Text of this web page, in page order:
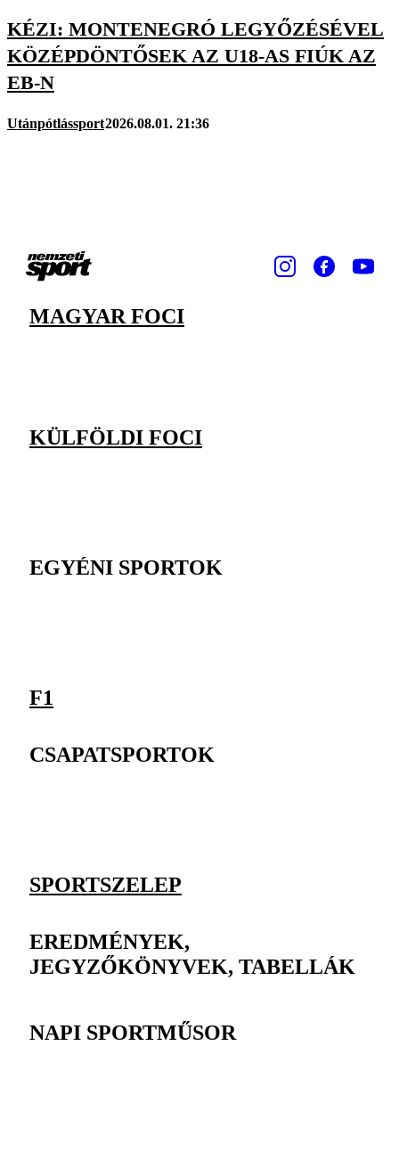
KÉZI: MONTENEGRÓ LEGYŐZÉSÉVEL
KÖZÉPDÖNTŐSEK AZ U18-AS FIÚK AZ
EB-N
Utánpótlássport2026.08.01. 21:36
MAGYAR FOCI
KÜLFÖLDI FOCI
EGYÉNI SPORTOK
F1
CSAPATSPORTOK
SPORTSZELEP
EREDMÉNYEK,
JEGYZŐKÖNYVEK, TABELLÁK
NAPI SPORTMŰSOR